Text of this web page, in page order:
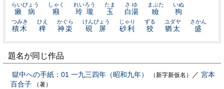
癩病
らいびょう
癪
しゃく
玲瓏
れいろう
玉
たま
白湯
さゆ
瞼
まぶた
狗
いぬ
積木
つみき
稗
ひえ
神楽
かぐら
硯屏
けんびょう
砂利
じゃり
狡
ずる
猶太
ユダヤ
盛
さかん
題名が同じ作品
獄中への手紙：01 一九三四年（昭和九年） （新字新仮名） ／ 宮本
百合子
（著）